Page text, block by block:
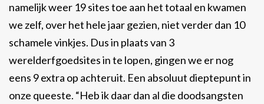
namelijk weer 19 sites toe aan het totaal en kwamen
we zelf, over het hele jaar gezien, niet verder dan 10
schamele vinkjes. Dus in plaats van 3
werelderfgoedsites in te lopen, gingen we er nog
eens 9 extra op achteruit. Een absoluut dieptepunt in
onze queeste. “Heb ik daar dan al die doodsangsten